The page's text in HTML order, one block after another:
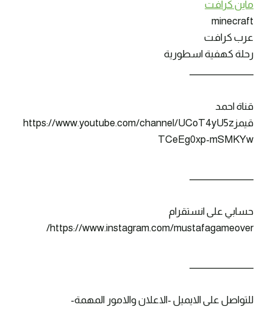
ماين كرافت
minecraft
عرب كرافت
رحلة كهفية اسطورية
قناة احمد
قيمزhttps://www.youtube.com/channel/UCoT4yU5z
TCeEg0xp-mSMKYw
حسابي على انستقرام
https://www.instagram.com/mustafagameover/
للتواصل على الايميل -الاعلان والامور المهمة-